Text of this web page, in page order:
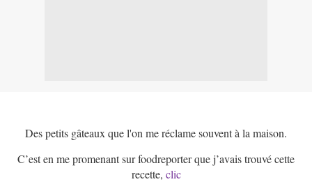
Des petits gâteaux que l'on me réclame souvent à la maison.
C’est en me promenant sur foodreporter que j’avais trouvé cette
recette, clic